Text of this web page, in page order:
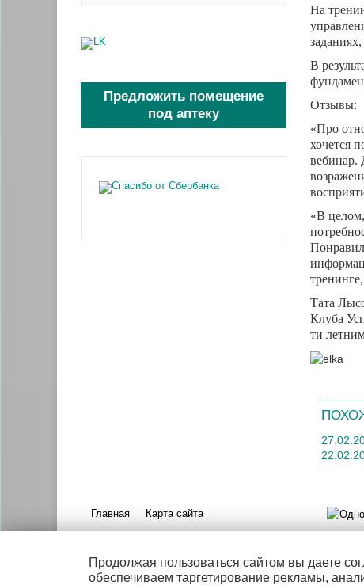
На
В
Отзывы:
«Про
хочется
вебинар.
«В
Тата
Клуба
ти
Предложить помещение
под аптеку
Главная Карта сайта
Продолжая пользоваться сайтом вы даете
обеспечиваем таргетирование рекламы,